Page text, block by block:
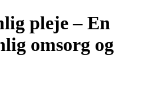
pleje – En
omsorg og